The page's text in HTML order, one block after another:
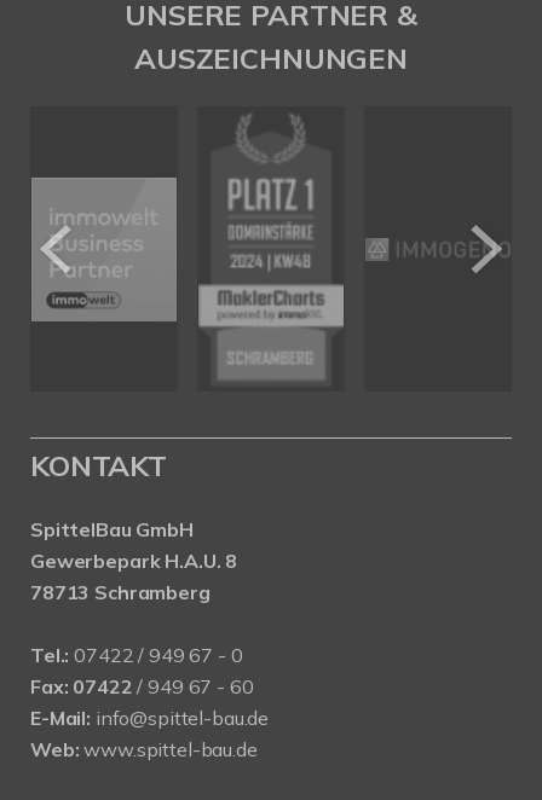
UNSERE PARTNER &
AUSZEICHNUNGEN
KONTAKT
SpittelBau GmbH
Gewerbepark H.A.U. 8
78713 Schramberg
Tel.: 07422 / 949 67 - 0
Fax: 07422 / 949 67 - 60
E-Mail: info@spittel-bau.de
Web: www.spittel-bau.de